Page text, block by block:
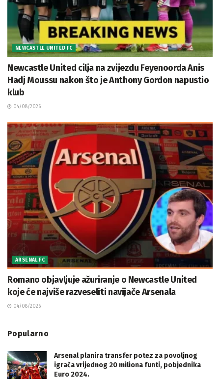
NEWCASTLE UNITED FC
Newcastle United cilja na zvijezdu Feyenoorda Anis
Hadj Moussu nakon što je Anthony Gordon napustio
klub
04/08/2026
ARSENAL FC
Romano objavljuje ažuriranje o Newcastle United
koje će najviše razveseliti navijače Arsenala
04/08/2026
Popularno
Arsenal planira transfer potez za povoljnog
igrača vrijednog 20 miliona funti, pobjednika
Euro 2024.